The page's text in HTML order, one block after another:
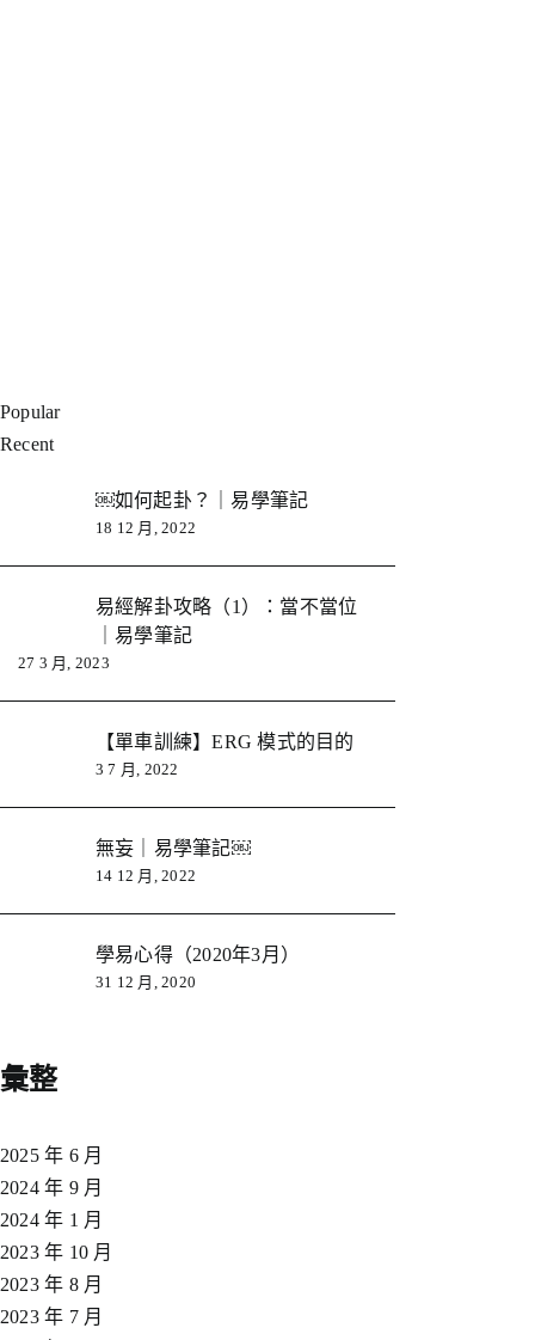
Popular
Recent
￼如何起卦？｜易學筆記
18 12 月, 2022
易經解卦攻略（1）：當不當位
｜易學筆記
27 3 月, 2023
【單車訓練】ERG 模式的目的
3 7 月, 2022
無妄｜易學筆記￼
14 12 月, 2022
學易心得（2020年3月）
31 12 月, 2020
彙整
2025 年 6 月
2024 年 9 月
2024 年 1 月
2023 年 10 月
2023 年 8 月
2023 年 7 月